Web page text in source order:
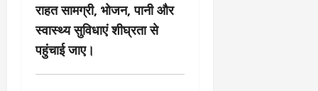
राहत सामग्री, भोजन, पानी और
स्वास्थ्य सुविधाएं शीघ्रता से
पहुंचाई जाए।